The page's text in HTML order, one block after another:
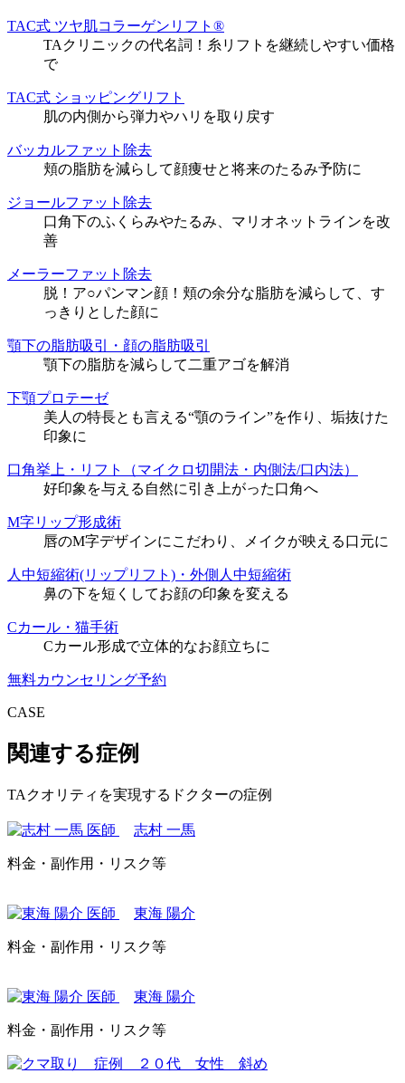
TAC式 ツヤ肌コラーゲンリフト®
TAクリニックの代名詞！糸リフトを継続しやすい価格
で
TAC式 ショッピングリフト
肌の内側から弾力やハリを取り戻す
バッカルファット除去
頬の脂肪を減らして顔痩せと将来のたるみ予防に
ジョールファット除去
口角下のふくらみやたるみ、マリオネットラインを改
善
メーラーファット除去
脱！ア○パンマン顔！頬の余分な脂肪を減らして、す
っきりとした顔に
顎下の脂肪吸引・顔の脂肪吸引
顎下の脂肪を減らして二重アゴを解消
下顎プロテーゼ
美人の特長とも言える“顎のライン”を作り、垢抜けた
印象に
口角挙上・リフト（マイクロ切開法・内側法/口内法）
好印象を与える自然に引き上がった口角へ
M字リップ形成術
唇のM字デザインにこだわり、メイクが映える口元に
人中短縮術(リップリフト)・外側人中短縮術
鼻の下を短くしてお顔の印象を変える
Cカール・猫手術
Cカール形成で立体的なお顔立ちに
無料カウンセリング予約
CASE
関連する症例
TAクオリティを実現するドクターの症例
志村 一馬
料金・副作用・リスク等
東海 陽介
料金・副作用・リスク等
東海 陽介
料金・副作用・リスク等